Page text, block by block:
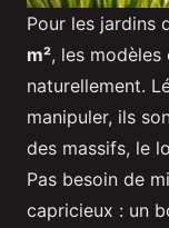
Pour les jardins
m², les modèles
naturellement.
manipuler, ils
des massifs, le
Pas besoin de
capricieux : un